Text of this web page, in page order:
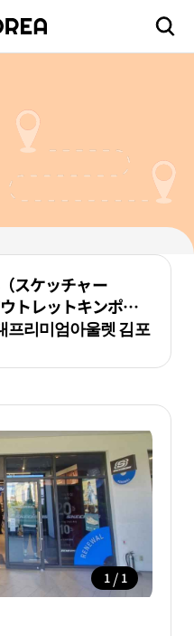
スケッチャー
トレットキンポ
프리미엄아울렛 김포
1 / 1